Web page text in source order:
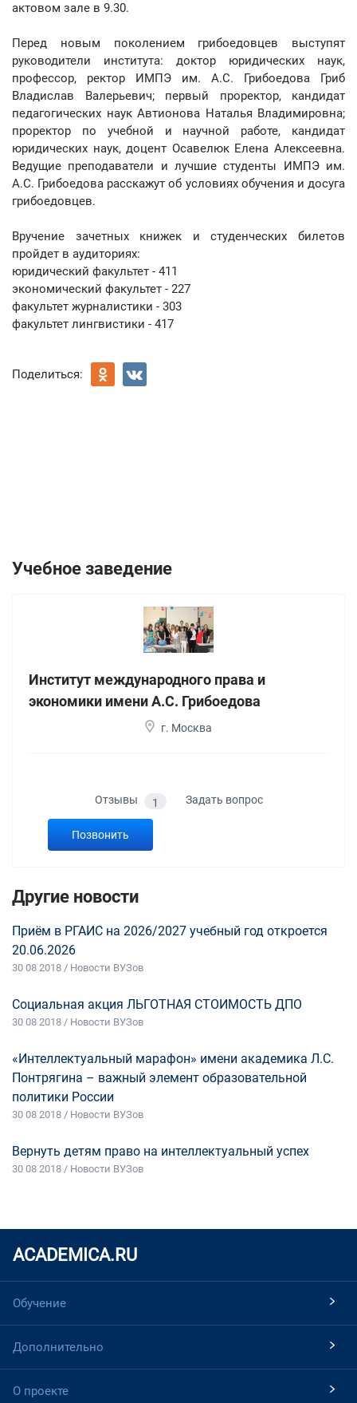
актовом зале в 9.30.
Перед новым поколением грибоедовцев выступят
руководители института: доктор юридических наук,
профессор, ректор ИМПЭ им. А.С. Грибоедова Гриб
Владислав Валерьевич; первый проректор, кандидат
педагогических наук Автионова Наталья Владимировна;
проректор по учебной и научной работе, кандидат
юридических наук, доцент Осавелюк Елена Алексеевна.
Ведущие преподаватели и лучшие студенты ИМПЭ им.
А.С. Грибоедова расскажут об условиях обучения и досуга
грибоедовцев.
Вручение зачетных книжек и студенческих билетов
пройдет в аудиториях:
юридический факультет - 411
экономический факультет - 227
факультет журналистики - 303
факультет лингвистики - 417
Поделиться:
Учебное заведение
Институт международного права и
экономики имени А.С. Грибоедова
г. Москва
Отзывы 1 Задать вопрос
Позвонить
Другие новости
Приём в РГАИС на 2026/2027 учебный год откроется
20.06.2026
30 08 2018 / Новости ВУЗов
Социальная акция ЛЬГОТНАЯ СТОИМОСТЬ ДПО
30 08 2018 / Новости ВУЗов
«Интеллектуальный марафон» имени академика Л.С.
Понтрягина – важный элемент образовательной
политики России
30 08 2018 / Новости ВУЗов
Вернуть детям право на интеллектуальный успех
30 08 2018 / Новости ВУЗов
ACADEMICA.RU
Обучение
Дополнительно
О проекте